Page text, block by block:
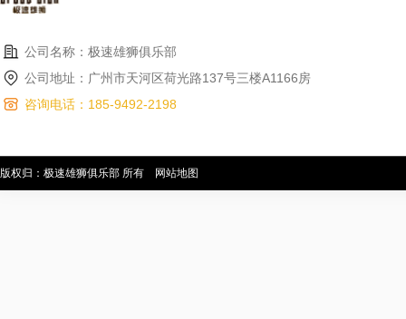
公司名称：极速雄狮俱乐部
公司地址：广州市天河区荷光路137号三楼A1166房
咨询电话：185-9492-2198
版权归：极速雄狮俱乐部 所有 网站地图